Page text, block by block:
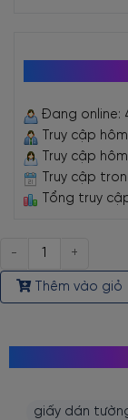
Đang online:
Truy cập
Truy cập
Truy cập
Tổng truy
Số
lượng
Thêm vào giỏ
giấy dán